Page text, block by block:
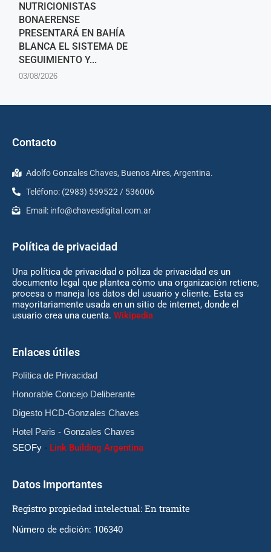
NUTRICIONISTAS
BONAERENSE
PRESENTARÁ EN BAHÍA
BLANCA EL SISTEMA DE
SEGUIMIENTO Y...
03/08/2026
Contacto
Adolfo Gonzales Chaves, Buenos Aires, Argentina.
Teléfono: (2983) 559522 / 536006
Email: info@chavesdigital.com.ar
Política de privacidad
Una política de privacidad o póliza de privacidad es un
documento legal que plantea cómo una organización retiene,
procesa o maneja los datos del usuario y cliente. Esta es
mayoritariamente usada en un sitio de internet, donde el
usuario crea una cuenta. Wikipedia
Enlaces útiles
Política de Privacidad
Honorable Concejo Deliberante
Digesto HCD-Gonzales Chaves
Hotel Paris - Gonzales Chaves
SEOFy - Link Building Argentina
Datos Importantes
Registro propiedad intelectual: En tramite
Número de edición: 106340